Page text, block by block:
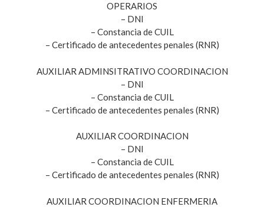
OPERARIOS
– DNI
– Constancia de CUIL
– Certificado de antecedentes penales (RNR)
AUXILIAR ADMINSITRATIVO COORDINACION
– DNI
– Constancia de CUIL
– Certificado de antecedentes penales (RNR)
AUXILIAR COORDINACION
– DNI
– Constancia de CUIL
– Certificado de antecedentes penales (RNR)
AUXILIAR COORDINACION ENFERMERIA